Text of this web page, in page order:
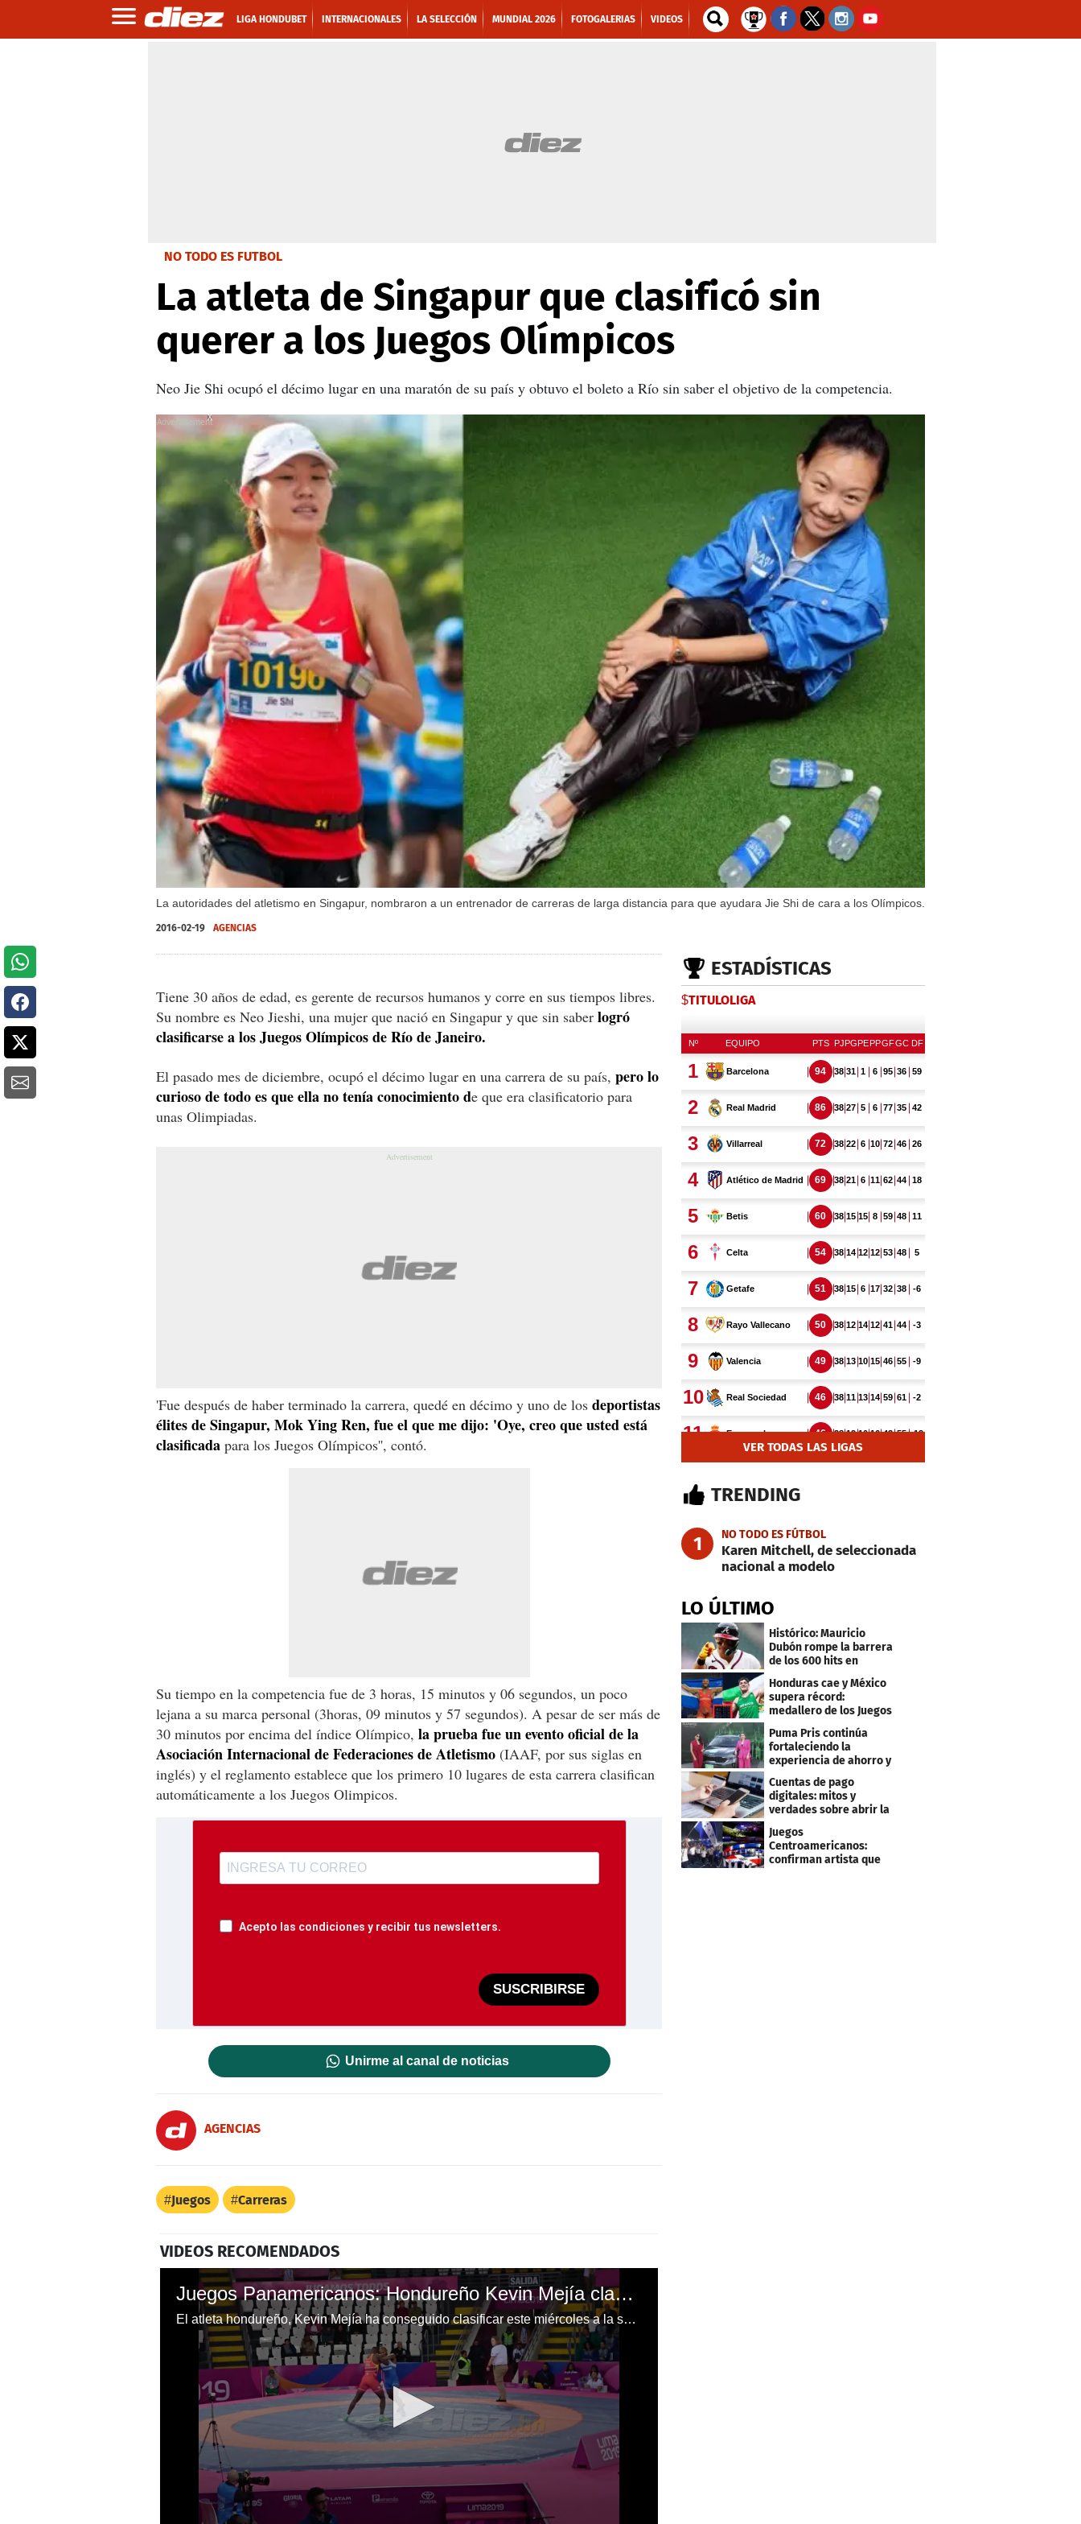
LIGA HONDUBET INTERNACIONALES LA SELECCIÓN MUNDIAL 2026 FOTOGALERIAS VIDEOS
NO TODO ES FUTBOL
La atleta de Singapur que clasificó sin
querer a los Juegos Olímpicos
Neo Jie Shi ocupó el décimo lugar en una maratón de su país y obtuvo el boleto a Río sin saber el objetivo de la competencia.
La autoridades del atletismo en Singapur, nombraron a un entrenador de carreras de larga distancia para que ayudara Jie Shi de cara a los Olímpicos.
X
2016-02-19 AGENCIAS
Tiene 30 años de edad, es gerente de recursos humanos y corre en sus tiempos libres.
Su nombre es Neo Jieshi, una mujer que nació en Singapur y que sin saber logró
clasificarse a los Juegos Olímpicos de Río de Janeiro.
El pasado mes de diciembre, ocupó el décimo lugar en una carrera de su país, pero lo
curioso de todo es que ella no tenía conocimiento de que era clasificatorio para
unas Olimpiadas.
'Fue después de haber terminado la carrera, quedé en décimo y uno de los deportistas
élites de Singapur, Mok Ying Ren, fue el que me dijo: 'Oye, creo que usted está
clasificada para los Juegos Olímpicos'', contó.
Su tiempo en la competencia fue de 3 horas, 15 minutos y 06 segundos, un poco
lejana a su marca personal (3horas, 09 minutos y 57 segundos). A pesar de ser más de
30 minutos por encima del índice Olímpico, la prueba fue un evento oficial de la
Asociación Internacional de Federaciones de Atletismo (IAAF, por sus siglas en
inglés) y el reglamento establece que los primero 10 lugares de esta carrera clasifican
automáticamente a los Juegos Olimpicos.
Acepto las condiciones y recibir tus newsletters.
SUSCRIBIRSE
Unirme al canal de noticias
AGENCIAS
Juegos Carreras
VIDEOS RECOMENDADOS
Juegos Panamericanos: Hondureño Kevin Mejía clasifica a la semifinal de lucha grecorromana
El atleta hondureño, Kevin Mejía ha conseguido clasificar este miércoles a la semifinal de los Juegos Panamericanos 2019 en la disciplina de lucha grecorromana.
ESTADÍSTICAS
$TITULOLIGA
VER TODAS LAS LIGAS
TRENDING
1 NO TODO ES FÚTBOL
Karen Mitchell, de seleccionada
nacional a modelo
LO ÚLTIMO
Histórico: Mauricio
Dubón rompe la barrera
de los 600 hits en
Honduras cae y México
supera récord:
medallero de los Juegos
Centroamericanos
Puma Pris continúa
fortaleciendo la
experiencia de ahorro y
beneficios para sus
clientes
Cuentas de pago
digitales: mitos y
verdades sobre abrir la
Juegos
Centroamericanos:
confirman artista que